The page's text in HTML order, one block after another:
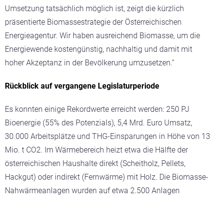
Umsetzung tatsächlich möglich ist, zeigt die kürzlich
präsentierte Biomassestrategie der Österreichischen
Energieagentur. Wir haben ausreichend Biomasse, um die
Energiewende kostengünstig, nachhaltig und damit mit
hoher Akzeptanz in der Bevölkerung umzusetzen.“
Rückblick auf vergangene Legislaturperiode
Es konnten einige Rekordwerte erreicht werden: 250 PJ
Bioenergie (55% des Potenzials), 5,4 Mrd. Euro Umsatz,
30.000 Arbeitsplätze und THG-Einsparungen in Höhe von 13
Mio. t CO2. Im Wärmebereich heizt etwa die Hälfte der
österreichischen Haushalte direkt (Scheitholz, Pellets,
Hackgut) oder indirekt (Fernwärme) mit Holz. Die Biomasse-
Nahwärmeanlagen wurden auf etwa 2.500 Anlagen